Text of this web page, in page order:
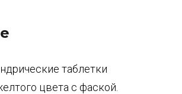
таблетки
цвета с фаской.